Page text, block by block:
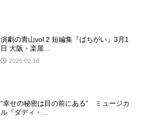
演劇の青山vol.2 短編集『ばちがい』3月1
日 大阪・楽屋...
2026.02.16
“幸せの秘密は目の前にある” ミュージカ
ル『ダディ・...